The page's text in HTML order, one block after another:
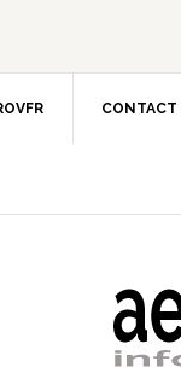
CONTACT